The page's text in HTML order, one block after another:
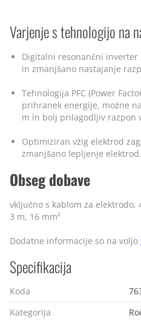
Varjenje s tehnologijo na
Digitalni resonančni inverter
in zmanjšano nastajanje
Tehnologija PFC (Power
prihranek energije, možne
m in bolj prilagodljiv razpon
Optimiziran vžig elektrod
zmanjšano lepljenje elektrod.
Obseg dobave
vključno s kablom za elektrodo,
3 m, 16 mm²
Dodatne informacije so na voljo
Specifikacija
Koda
Kategorija